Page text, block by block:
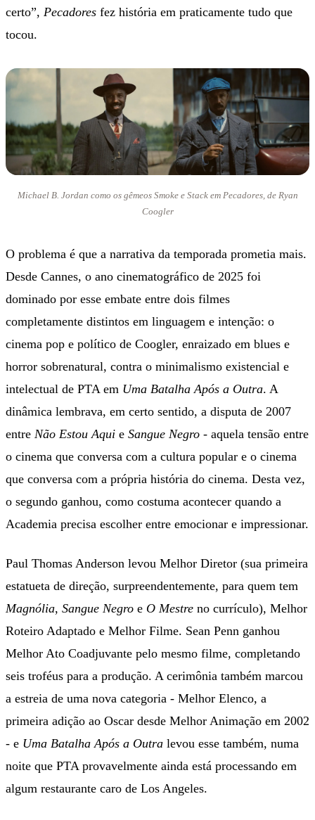
certo”, Pecadores fez história em praticamente tudo que
tocou.
Michael B. Jordan como os gêmeos Smoke e Stack em Pecadores, de Ryan
Coogler
O problema é que a narrativa da temporada prometia mais.
Desde Cannes, o ano cinematográfico de 2025 foi
dominado por esse embate entre dois filmes
completamente distintos em linguagem e intenção: o
cinema pop e político de Coogler, enraizado em blues e
horror sobrenatural, contra o minimalismo existencial e
intelectual de PTA em Uma Batalha Após a Outra. A
dinâmica lembrava, em certo sentido, a disputa de 2007
entre Não Estou Aqui e Sangue Negro - aquela tensão entre
o cinema que conversa com a cultura popular e o cinema
que conversa com a própria história do cinema. Desta vez,
o segundo ganhou, como costuma acontecer quando a
Academia precisa escolher entre emocionar e impressionar.
Paul Thomas Anderson levou Melhor Diretor (sua primeira
estatueta de direção, surpreendentemente, para quem tem
Magnólia, Sangue Negro e O Mestre no currículo), Melhor
Roteiro Adaptado e Melhor Filme. Sean Penn ganhou
Melhor Ato Coadjuvante pelo mesmo filme, completando
seis troféus para a produção. A cerimônia também marcou
a estreia de uma nova categoria - Melhor Elenco, a
primeira adição ao Oscar desde Melhor Animação em 2002
- e Uma Batalha Após a Outra levou esse também, numa
noite que PTA provavelmente ainda está processando em
algum restaurante caro de Los Angeles.